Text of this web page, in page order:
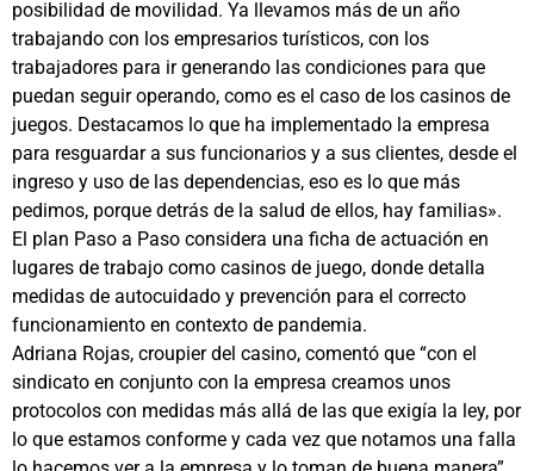
posibilidad de movilidad. Ya llevamos más de un año
trabajando con los empresarios turísticos, con los
trabajadores para ir generando las condiciones para que
puedan seguir operando, como es el caso de los casinos de
juegos. Destacamos lo que ha implementado la empresa
para resguardar a sus funcionarios y a sus clientes, desde el
ingreso y uso de las dependencias, eso es lo que más
pedimos, porque detrás de la salud de ellos, hay familias».
El plan Paso a Paso considera una ficha de actuación en
lugares de trabajo como casinos de juego, donde detalla
medidas de autocuidado y prevención para el correcto
funcionamiento en contexto de pandemia.
Adriana Rojas, croupier del casino, comentó que “con el
sindicato en conjunto con la empresa creamos unos
protocolos con medidas más allá de las que exigía la ley, por
lo que estamos conforme y cada vez que notamos una falla